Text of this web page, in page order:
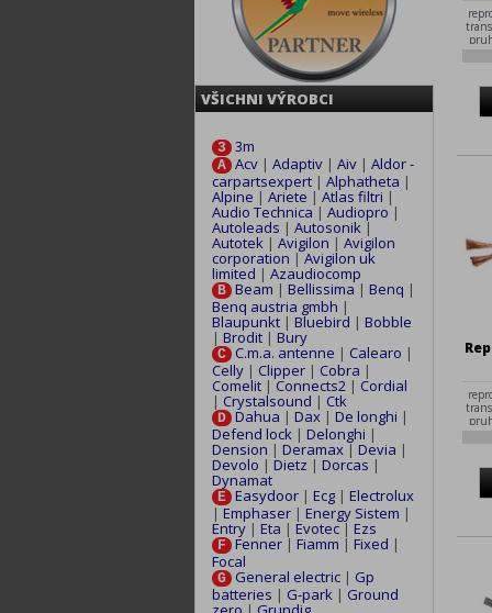
VŠICHNI VÝROBCI
3 3m
A Acv | Adaptiv | Aiv | Aldor -
carpartsexpert | Alphatheta |
Alpine | Ariete | Atlas filtri |
Audio Technica | Audiopro |
Autoleads | Autosonik |
Autotek | Avigilon | Avigilon
corporation |Avigilon uk
limited | Azaudiocomp
B Beam | Bellissima | Benq |
Benq austria gmbh |
Blaupunkt | Bluebird | Bobble
| Brodit | Bury
C C.m.a. antenne | Calearo |
Celly | Clipper | Cobra |
Comelit | Connects2 | Cordial
| Crystalsound | Ctk
D Dahua | Dax | De longhi |
Defend lock | Delonghi |
Dension | Deramax| Devia |
Devolo | Dietz | Dorcas |
Dynamat
E Easydoor | Ecg | Electrolux
| Emphaser | Energy Sistem |
Entry | Eta | Evotec | Ezs
F Fenner | Fiamm | Fixed |
Focal
G General electric | Gp
batteries | G-park | Ground